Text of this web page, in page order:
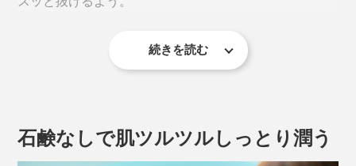
続きを読む
石鹸なしで肌ツルツルしっとり潤う